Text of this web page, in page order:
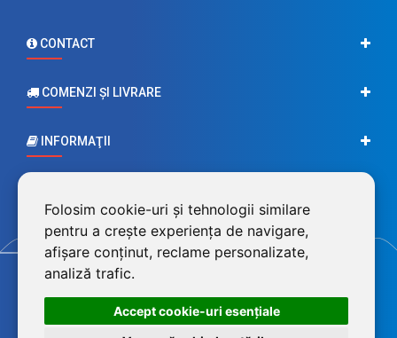
Folosim cookie-uri și tehnologii similare
pentru a crește experiența de navigare,
afișare conținut, reclame personalizate,
analiză trafic.
Accept cookie-uri esenţiale
CONTACT
COMENZI ŞI LIVRARE
INFORMAŢII